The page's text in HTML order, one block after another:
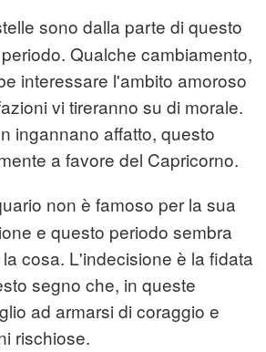
sono dalla parte di questo
Qualche cambiamento,
interessare l'ambito amoroso
vi tireranno su di morale.
ingannano affatto, questo
a favore del Capricorno.
non è famoso per la sua
e questo periodo sembra
cosa. L'indecisione è la fidata
segno che, in queste
ad armarsi di coraggio e
rischiose.